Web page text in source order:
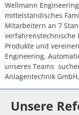
Wellmann
mittelständisches
Mitarbeitern an 7
verfahrenstechnische
Produkte und
Engineering,
unseres Teams
Anlagentechnik
Unsere